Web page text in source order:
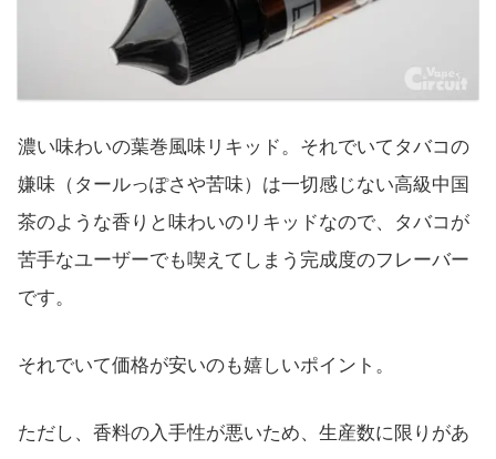
濃い味わいの葉巻風味リキッド。それでいてタバコの
嫌味（タールっぽさや苦味）は一切感じない高級中国
茶のような香りと味わいのリキッドなので、タバコが
苦手なユーザーでも喫えてしまう完成度のフレーバー
です。
それでいて価格が安いのも嬉しいポイント。
ただし、香料の入手性が悪いため、生産数に限りがあ